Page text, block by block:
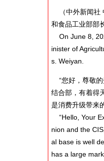
（中外新闻社
和食品工业部部
On June 8,
inister of
s. Weiyan.
“您好，尊敬的
结合部，有着得
是消费升级带来
“Hello, Your
nion and the
al base is well
has a large